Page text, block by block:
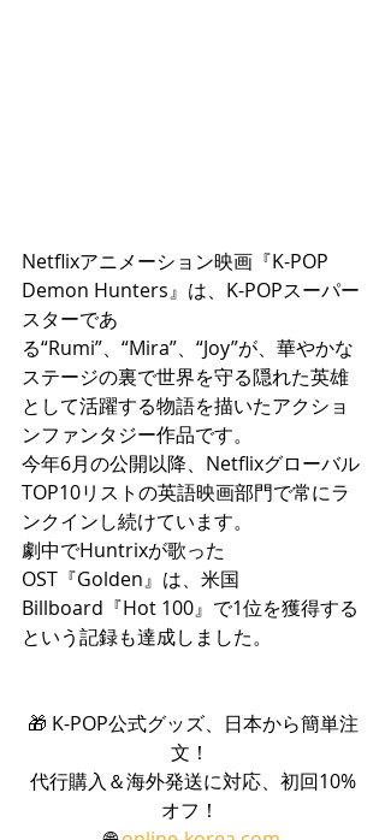
Netflixアニメーション映画『K-POP
Demon Hunters』は、K-POPスーパー
スターであ
る“Rumi”、“Mira”、“Joy”が、華やかな
ステージの裏で世界を守る隠れた英雄
として活躍する物語を描いたアクショ
ンファンタジー作品です。
今年6月の公開以降、Netflixグローバル
TOP10リストの英語映画部門で常にラ
ンクインし続けています。
劇中でHuntrixが歌った
OST『Golden』は、米国
Billboard『Hot 100』で1位を獲得する
という記録も達成しました。
🎁 K-POP公式グッズ、日本から簡単注
文！
代行購入＆海外発送に対応、初回10%
オフ！